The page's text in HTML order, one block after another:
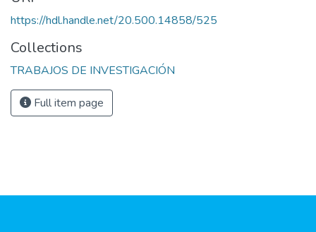
https://hdl.handle.net/20.500.14858/525
Collections
TRABAJOS DE INVESTIGACIÓN
Full item page